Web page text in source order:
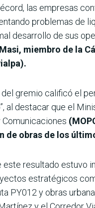
las empresas
problemas de
desarrollo de sus
miembro de la
gremio calificó el
al destacar que el
de obras de los
este resultado estuvo
estratégicos
PY012 y obras